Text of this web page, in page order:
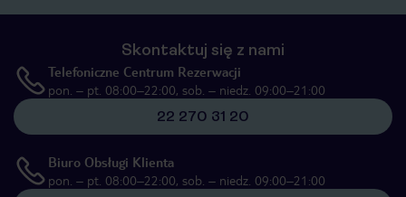
Skontaktuj się z nami
Telefoniczne Centrum Rezerwacji
pon. – pt. 08:00–22:00, sob. – niedz. 09:00–21:00
22 270 31 20
Biuro Obsługi Klienta
pon. – pt. 08:00–22:00, sob. – niedz. 09:00–21:00